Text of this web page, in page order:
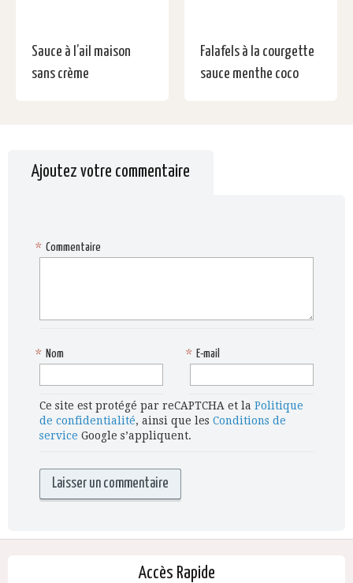
Sauce à l’ail maison
sans crème
Falafels à la courgette
sauce menthe coco
Ajoutez votre commentaire
Commentaire
*
Nom
* E-mail
*
Ce site est protégé par reCAPTCHA et la Politique
de confidentialité, ainsi que les Conditions de
service Google s’appliquent.
Accès Rapide